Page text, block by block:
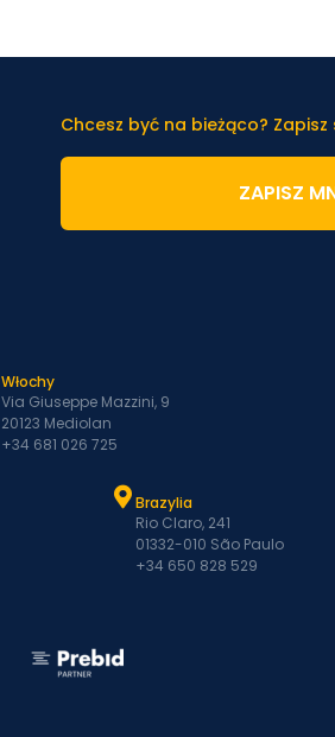
Chcesz być na bieżąco?
ZAPISZ
Włochy
Via Giuseppe Mazzini, 9
20123 Mediolan
+34 681 026 725
Brazylia
Rio Claro, 241
01332-010 São Paulo
+34 650 828 529